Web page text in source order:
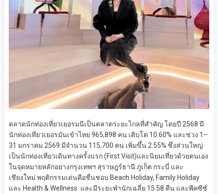
ตลาดนักท่องเที่ยวเยอรมนีเป็นตลาดระยะไกลที่สำคัญ โดยปี 2568 มี
นักท่องเที่ยวเยอรมันเข้าไทย 965,898 คน เติบโต 10.60% และช่วง 1–
31 มกราคม 2569 มีจำนวน 115,700 คน เพิ่มขึ้น 2.55% ซึ่งส่วนใหญ่
เป็นนักท่องเที่ยวเดินทางครั้งแรก (First Visit)และนิยมเที่ยวด้วยตนเอง
ในจุดหมายหลักอย่างกรุงเทพฯ สุราษฎร์ธานี ภูเก็ต กระบี่ และ
เชียงใหม่ พฤติกรรมเด่นคือชื่นชอบ Beach Holiday, Family Holiday
และ Health & Wellness และมีระยะพำนักเฉลี่ย 15.58 คืน และพีคซีซั่